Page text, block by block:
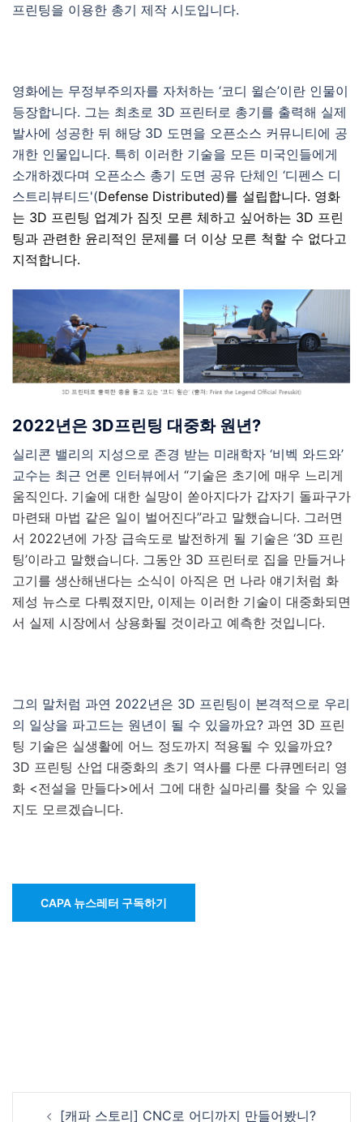
프린팅을 이용한 총기 제작 시도입니다.
영화에는 무정부주의자를 자처하는 ‘코디 윌슨’이란 인물이
등장합니다. 그는 최초로 3D 프린터로 총기를 출력해 실제
발사에 성공한 뒤 해당 3D 도면을 오픈소스 커뮤니티에 공
개한 인물입니다. 특히 이러한 기술을 모든 미국인들에게
소개하겠다며 오픈소스 총기 도면 공유 단체인 ‘디펜스 디
스트리뷰티드'(Defense Distributed)를 설립합니다. 영화
는 3D 프린팅 업계가 짐짓 모른 체하고 싶어하는 3D 프린
팅과 관련한 윤리적인 문제를 더 이상 모른 척할 수 없다고
지적합니다.
2022년은 3D프린팅 대중화 원년?
실리콘 밸리의 지성으로 존경 받는 미래학자 ‘비벡 와드와’
교수는 최근 언론 인터뷰에서 “기술은 초기에 매우 느리게
움직인다. 기술에 대한 실망이 쏟아지다가 갑자기 돌파구가
마련돼 마법 같은 일이 벌어진다”라고 말했습니다. 그러면
서 2022년에 가장 급속도로 발전하게 될 기술은 ‘3D 프린
팅’이라고 말했습니다. 그동안 3D 프린터로 집을 만들거나
고기를 생산해낸다는 소식이 아직은 먼 나라 얘기처럼 화
제성 뉴스로 다뤄졌지만, 이제는 이러한 기술이 대중화되면
서 실제 시장에서 상용화될 것이라고 예측한 것입니다.
그의 말처럼 과연 2022년은 3D 프린팅이 본격적으로 우리
의 일상을 파고드는 원년이 될 수 있을까요? 과연 3D 프린
팅 기술은 실생활에 어느 정도까지 적용될 수 있을까요?
3D 프린팅 산업 대중화의 초기 역사를 다룬 다큐멘터리 영
화 <전설을 만들다>에서 그에 대한 실마리를 찾을 수 있을
지도 모르겠습니다.
CAPA 뉴스레터 구독하기
[캐파 스토리] CNC로 어디까지 만들어봤니?